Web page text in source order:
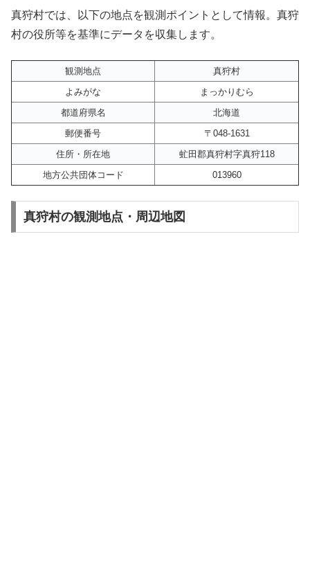
真狩村では、以下の地点を観測ポイントとして情報。真狩
村の役所等を基準にデータを収集します。
観測地点
真狩村
よみがな
まっかりむら
都道府県名
北海道
郵便番号
〒048-1631
住所・所在地
虻田郡真狩村字真狩118
地方公共団体コード
013960
真狩村の観測地点・周辺地図